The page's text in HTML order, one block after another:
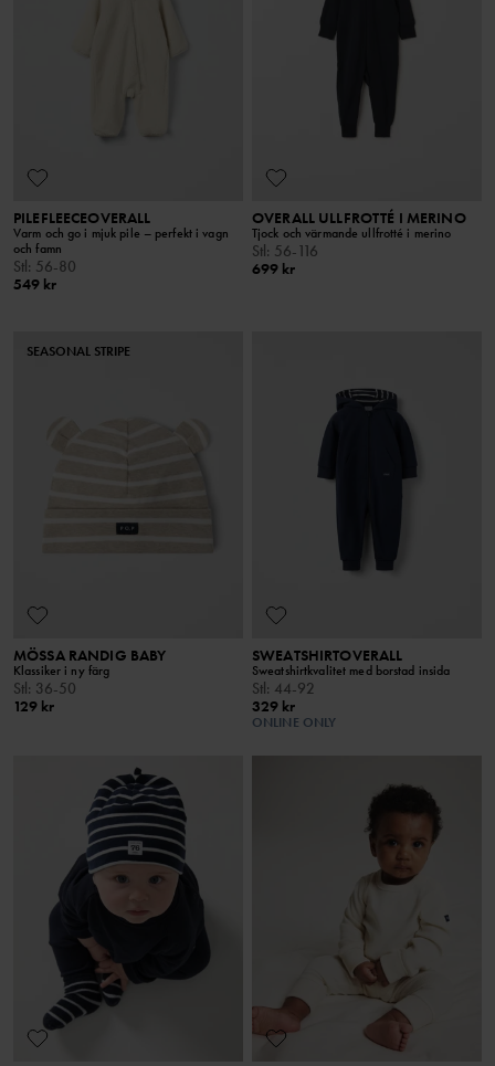
PILEFLEECEOVERALL
Varm och go i mjuk pile – perfekt i vagn
och famn
Stl : 56-80
549 kr
OVERALL ULLFROTTÉ I MERINO
Tjock och värmande ullfrotté i merino
Stl : 56-116
699 kr
SEASONAL STRIPE
MÖSSA RANDIG BABY
Klassiker i ny färg
Stl: 36-50
129 kr
SWEATSHIRTOVERALL
Sweatshirtkvalitet med borstad insida
Stl: 44-92
329 kr
ONLINE ONLY